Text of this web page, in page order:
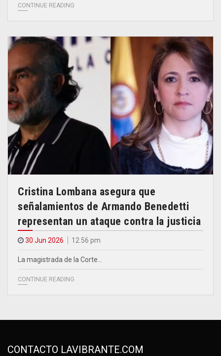
CONTINUE READING
Cristina Lombana asegura que
señalamientos de Armando Benedetti
representan un ataque contra la justicia
30 Jun 2026 12.56 pm
La magistrada de la Corte…
CONTINUE READING
CONTACTO LAVIBRANTE.COM